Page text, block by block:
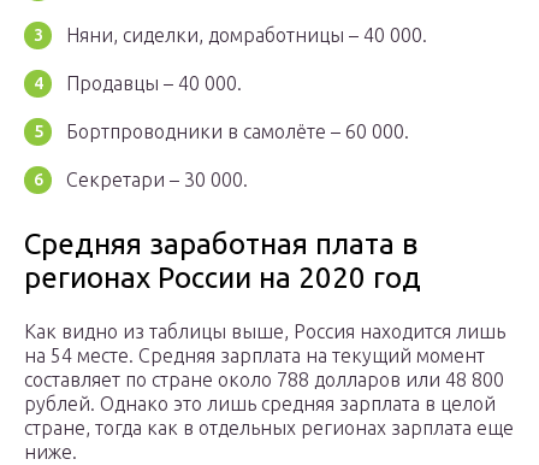
Няни, сиделки, домработницы – 40 000.
Продавцы – 40 000.
Бортпроводники в самолёте – 60 000.
Секретари – 30 000.
Средняя заработная плата в
регионах России на 2020 год
Как видно из таблицы выше, Россия находится лишь
на 54 месте. Средняя зарплата на текущий момент
составляет по стране около 788 долларов или 48 800
рублей. Однако это лишь средняя зарплата в целой
стране, тогда как в отдельных регионах зарплата еще
ниже.